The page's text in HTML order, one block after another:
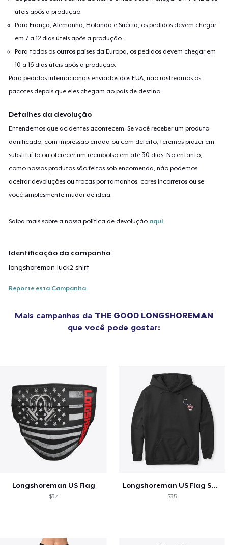
úteis após a produção.
Para França, Alemanha, Holanda e Suécia, os pedidos devem chegar
em 7 a 12 dias úteis após a produção.
Para todos os outros países da Europa, os pedidos devem chegar em
10 a 16 dias úteis após a produção.
Para pedidos internacionais enviados dos EUA, não rastreamos os
pacotes depois que eles chegam ao país de destino.
Detalhes da devolução
Entendemos que acidentes acontecem. Se você receber um produto
danificado, com impressão errada ou com defeito, teremos prazer em
substituí-lo ou oferecer um reembolso em até 30 dias. No entanto,
como nossos produtos são feitos sob encomenda, não podemos
aceitar devoluções ou trocas por tamanhos, cores incorretos ou se
você simplesmente mudar de ideia.
Saiba mais sobre a nossa política de devolução aqui.
Identificação da campanha
longshoreman-luck2-shirt
Reporte esta Campanha
Mais campanhas da THE GOOD LONGSHOREMAN
que você pode gostar:
Longshoreman US Flag
$37
Longshoreman US Flag Shirt
$35